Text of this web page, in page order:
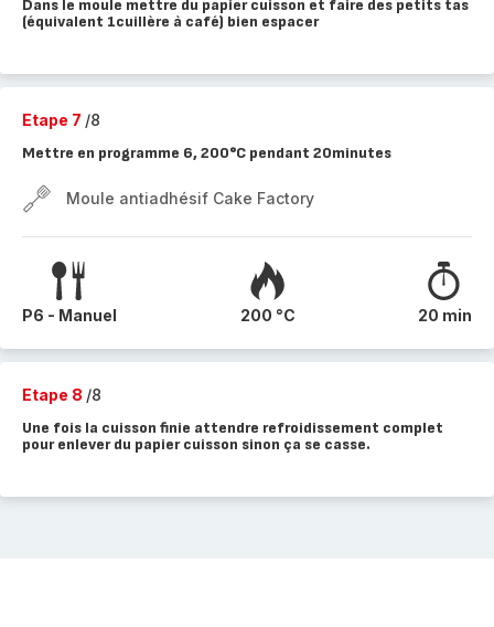
Dans le moule mettre du papier cuisson et faire des petits tas
(équivalent 1cuillère à café) bien espacer
Etape 7 /8
Mettre en programme 6, 200°C pendant 20minutes
Moule antiadhésif Cake Factory
P6 - Manuel 200 °C 20 min
Etape 8 /8
Une fois la cuisson finie attendre refroidissement complet
pour enlever du papier cuisson sinon ça se casse.